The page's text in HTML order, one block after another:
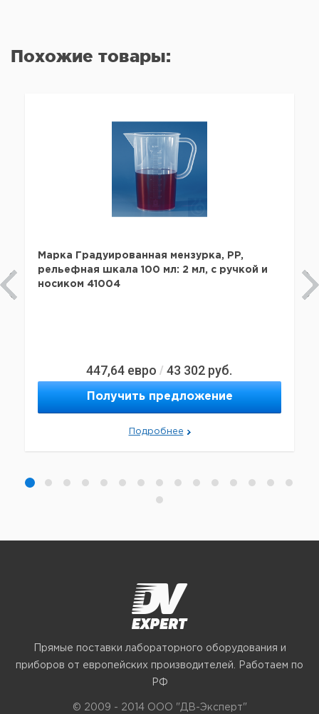
Похожие товары:
Марка Градуированная мензурка, PP,
рельефная шкала 100 мл: 2 мл, с ручкой и
носиком 41004
447,64 евро / 43 302 руб.
Получить предложение
Подробнее
Прямые поставки лабораторного оборудования и
приборов от европейских производителей. Работаем по
РФ
© 2009 - 2014 ООО "ДВ-Эксперт"